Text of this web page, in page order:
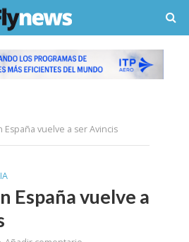
España vuelve a ser Avincis
España vuelve a